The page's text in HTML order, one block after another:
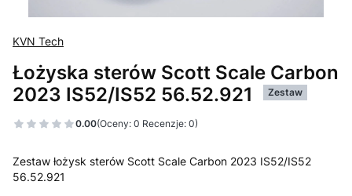
KVN Tech
Łożyska sterów Scott Scale Carbon
2023 IS52/IS52 56.52.921
Zestaw
0.00(Oceny: 0 Recenzje: 0)
Zestaw łożysk sterów Scott Scale Carbon 2023 IS52/IS52
56.52.921